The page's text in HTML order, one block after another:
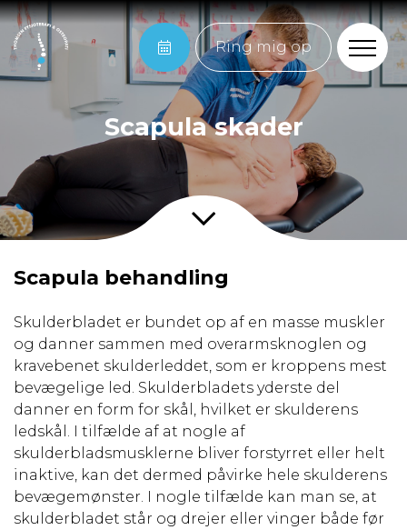
Ring mig op
Scapula skader
Scapula behandling
Skulderbladet er bundet op af en masse muskler
og danner sammen med overarmsknoglen og
kravebenet skulderleddet, som er kroppens mest
bevægelige led. Skulderbladets yderste del
danner en form for skål, hvilket er skulderens
ledskål. I tilfælde af at nogle af
skulderbladsmusklerne bliver forstyrret eller helt
inaktive, kan det dermed påvirke hele skulderens
bevægemønster. I nogle tilfælde kan man se, at
skulderbladet står og drejer eller vinger både før